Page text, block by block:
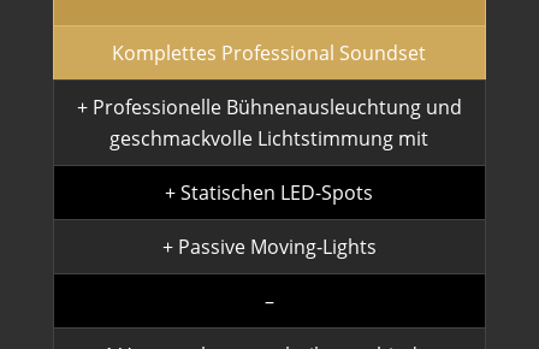
Komplettes Professional Soundset
+ Professionelle Bühnenausleuchtung und
geschmackvolle Lichtstimmung mit
+ Statischen LED-Spots
+ Passive Moving-Lights
–